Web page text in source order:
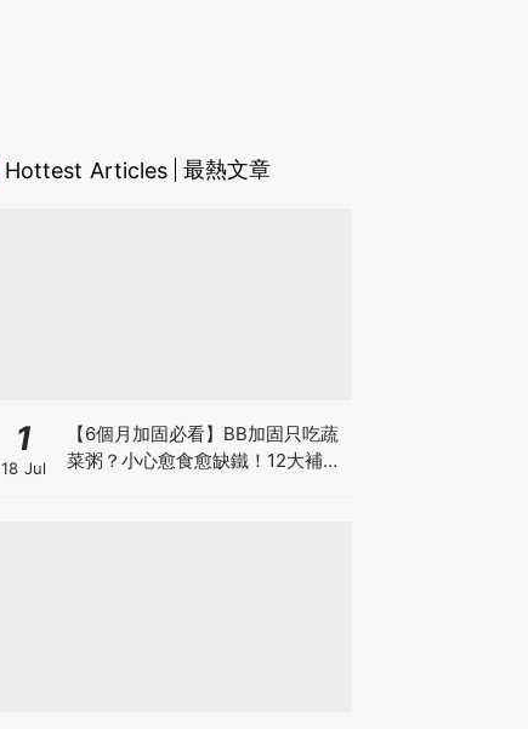
Hottest Articles 最熱文章
1
18 Jul
【6個月加固必看】BB加固只吃蔬
菜粥？小心愈食愈缺鐵！12大補鐵